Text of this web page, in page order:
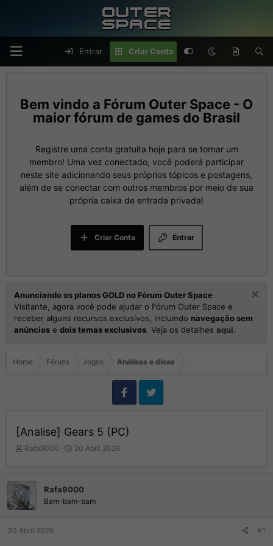
Entrar Criar Conta
Fórum Outer Space - O
maior fórum de games do Brasil
Registre uma conta gratuita hoje para se tornar um
membro! Uma vez conectado, você poderá participar
neste site adicionando seus próprios tópicos e postagens,
além de se conectar com outros membros por meio de sua
própria caixa de entrada privada!
Entrar
Criar Conta
Anunciando os planos GOLD no Fórum Outer Space
Visitante, agora você pode ajudar o Fórum Outer Space e
receber alguns recursos exclusivos, incluindo navegação sem
anúncios e dois temas exclusivos. Veja os detalhes aqui.
Home Fóruns Jogos Análises e dicas
[Analise] Gears 5 (PC)
I
c
i
a
r
Rafa9000
D
d
e
30 Abril 2026
Rafa9000
Bam-bam-bam
30 Abril 2026 #1